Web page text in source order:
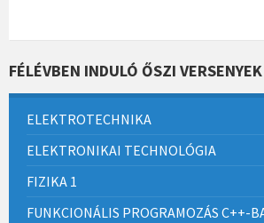
FÉLÉVBEN INDULÓ ŐSZI VERSENYEK
ELEKTROTECHNIKA
ELEKTRONIKAI TECHNOLÓGIA
FIZIKA 1
FUNKCIONÁLIS PROGRAMOZÁS C++-